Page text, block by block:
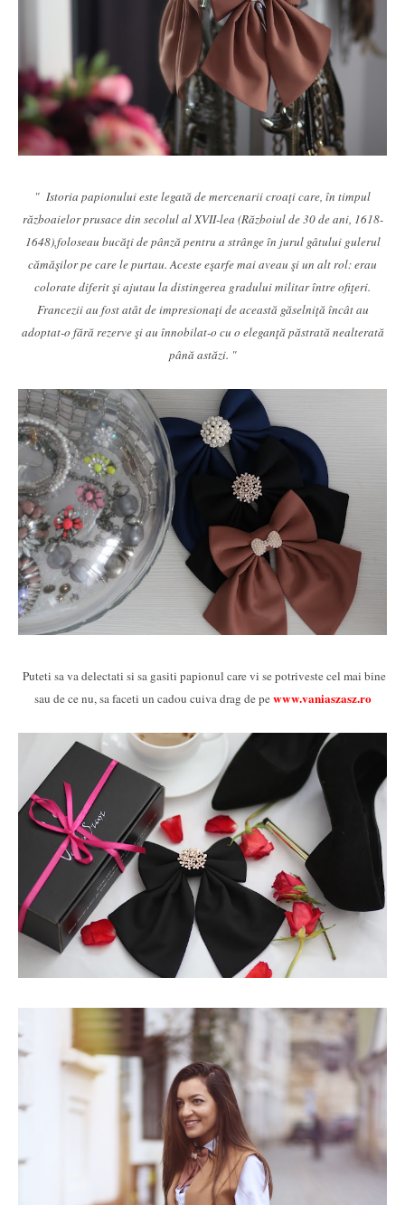
" Istoria papionului este legată de mercenarii croaţi care, în timpul
războaielor prusace din secolul al XVII-lea (Războiul de 30 de ani, 1618-
1648),foloseau bucăţi de pânză pentru a strânge în jurul gâtului gulerul
cămăşilor pe care le purtau. Aceste eşarfe mai aveau şi un alt rol: erau
colorate diferit şi ajutau la distingerea gradului militar între ofiţeri.
Francezii au fost atât de impresionaţi de această găselniţă încât au
adoptat-o fără rezerve şi au înnobilat-o cu o eleganţă păstrată nealterată
până astăzi. "
Puteti sa va delectati si sa gasiti papionul care vi se potriveste cel mai bine
sau de ce nu, sa faceti un cadou cuiva drag de pewww.vaniaszasz.ro